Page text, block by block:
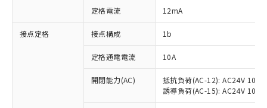
定格電流 12mA
接点定格 接点構成 1b
定格通電電流 10A
開閉能力(AC)
抵抗負荷(AC-12): AC24V 10A/
誘導負荷(AC-15): AC24V
ご利用条件
以下の条件をお読みいただき、同意のうえ
対応済み：EU RoHS指令（10物質）の
非含有に対応した製品が提供可能な商品で
す。
対応予定：EU RoHS指令（10物質）の非含
有に対応した製品に切り替える予定のある
対応予定なし：EU RoHS指令（10物質）の
非含有に非対応の商品で、対応品を出す予